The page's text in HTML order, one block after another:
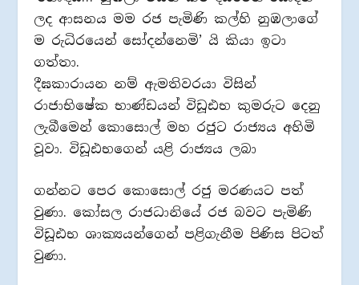
ලද ආසනය මම රජ පැමිණි කල්හි නුඹලාගේ
ම රුධිරයෙන් සෝදන්නෙමි’ යි කියා ඉටා
ගත්තා.
දීඝකාරායන නම් ඇමතිවරයා විසින්
රාජාභිෂේක භාණ්ඩයන් විඩූඪභ කුමරුට දෙනු
ලැබීමෙන් කොසොල් මහ රජුට රාජ්‍යය අහිමි
වූවා. විඩූඪභගෙන් යළි රාජ්‍යය ලබා
ගන්නට පෙර කොසොල් රජු මරණයට පත්
වුණා. කෝසල රාජධානියේ රජ බවට පැමිණි
විඩූඪභ ශාක්‍යයන්ගෙන් පළිගැනීම පිණිස පිටත්
වුණා.